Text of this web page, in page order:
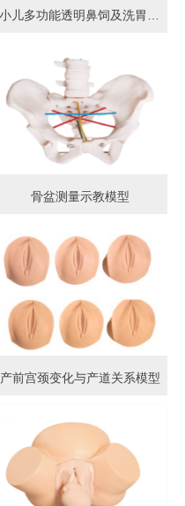
骨盆测量示教模型
产前宫颈变化与产道关系模型